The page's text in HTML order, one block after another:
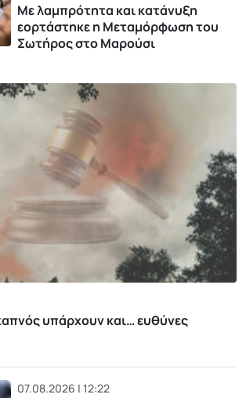
Με λαμπρότητα και κατάνυξη
εορτάστηκε η Μεταμόρφωση του
Σωτήρος στο Μαρούσι
υπάρχουν και… ευθύνες
07.08.2026 | 12:22